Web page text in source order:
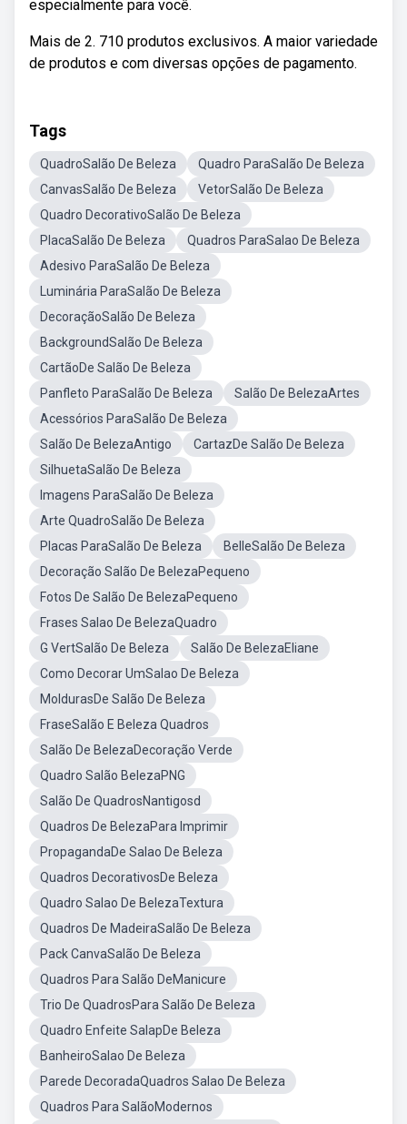
especialmente para você.
Mais de 2. 710 produtos exclusivos. A maior variedade
de produtos e com diversas opções de pagamento.
Tags
QuadroSalão De Beleza
Quadro ParaSalão De Beleza
CanvasSalão De Beleza
VetorSalão De Beleza
Quadro DecorativoSalão De Beleza
PlacaSalão De Beleza
Quadros ParaSalao De Beleza
Adesivo ParaSalão De Beleza
Luminária ParaSalão De Beleza
DecoraçãoSalão De Beleza
BackgroundSalão De Beleza
CartãoDe Salão De Beleza
Panfleto ParaSalão De Beleza
Salão De BelezaArtes
Acessórios ParaSalão De Beleza
Salão De BelezaAntigo
CartazDe Salão De Beleza
SilhuetaSalão De Beleza
Imagens ParaSalão De Beleza
Arte QuadroSalão De Beleza
Placas ParaSalão De Beleza
BelleSalão De Beleza
Decoração Salão De BelezaPequeno
Fotos De Salão De BelezaPequeno
Frases Salao De BelezaQuadro
G VertSalão De Beleza
Salão De BelezaEliane
Como Decorar UmSalao De Beleza
MoldurasDe Salão De Beleza
FraseSalão E Beleza Quadros
Salão De BelezaDecoração Verde
Quadro Salão BelezaPNG
Salão De QuadrosNantigosd
Quadros De BelezaPara Imprimir
PropagandaDe Salao De Beleza
Quadros DecorativosDe Beleza
Quadro Salao De BelezaTextura
Quadros De MadeiraSalão De Beleza
Pack CanvaSalão De Beleza
Quadros Para Salão DeManicure
Trio De QuadrosPara Salão De Beleza
Quadro Enfeite SalapDe Beleza
BanheiroSalao De Beleza
Parede DecoradaQuadros Salao De Beleza
Quadros Para SalãoModernos